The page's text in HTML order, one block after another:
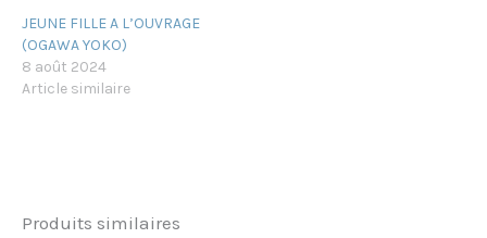
JEUNE FILLE A L’OUVRAGE
(OGAWA YOKO)
8 août 2024
Article similaire
Produits similaires